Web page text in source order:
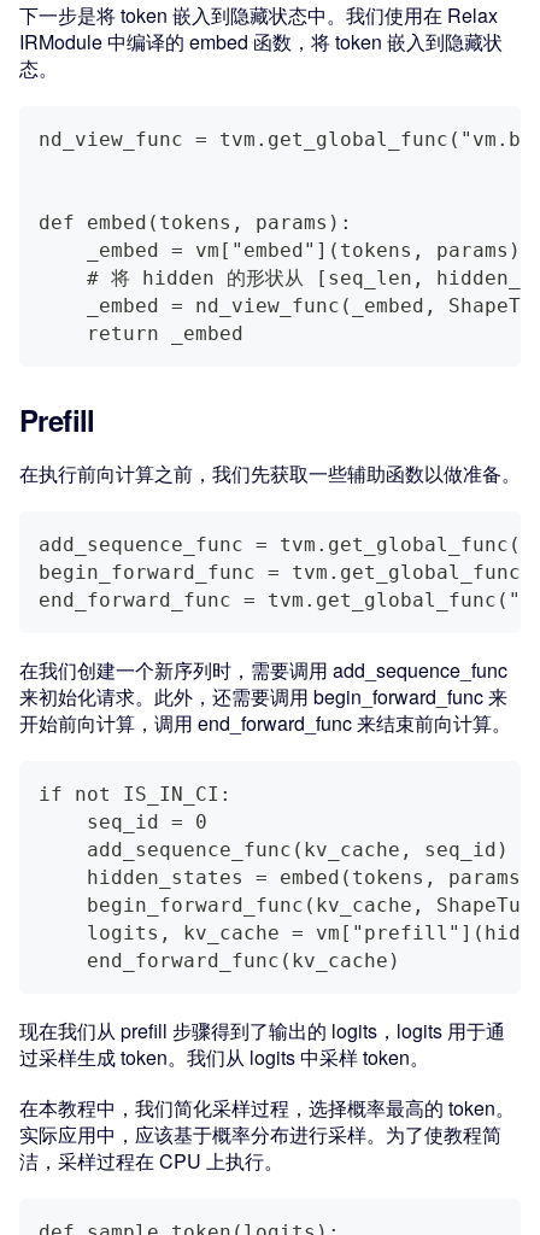
下一步是将 token 嵌入到隐藏状态中。我们使用在 Relax
IRModule 中编译的 embed 函数，将 token 嵌入到隐藏状
态。
nd_view_func =
def embed(tokens, params):
    _embed = vm["embed"](tokens, params)
# 将 hidden 的形状从 [seq_len,
_embed = nd_view_func(_embed,
    return _embed
Prefill
在执行前向计算之前，我们先获取一些辅助函数以做准备。
add_sequence_func =
begin_forward_func =
end_forward_func =
在我们创建一个新序列时，需要调用 add_sequence_func
来初始化请求。此外，还需要调用 begin_forward_func 来
开始前向计算，调用 end_forward_func 来结束前向计算。
if not IS_IN_CI:
    seq_id = 0
    add_sequence_func(kv_cache, seq_id)
    hidden_states = embed(tokens, params)
begin_forward_func(kv_cache,
logits, kv_cache =
    end_forward_func(kv_cache)
现在我们从 prefill 步骤得到了输出的 logits，logits 用于通
过采样生成 token。我们从 logits 中采样 token。
在本教程中，我们简化采样过程，选择概率最高的 token。
实际应用中，应该基于概率分布进行采样。为了使教程简
洁，采样过程在 CPU 上执行。